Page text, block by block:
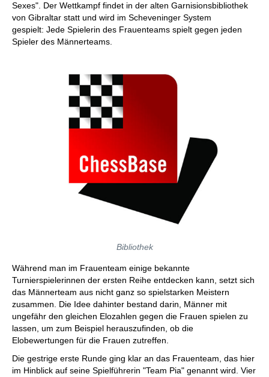
Sexes". Der Wettkampf findet in der alten Garnisionsbibliothek
von Gibraltar statt und wird im Scheveninger System
gespielt: Jede Spielerin des Frauenteams spielt gegen jeden
Spieler des Männerteams.
Bibliothek
Während man im Frauenteam einige bekannte
Turnierspielerinnen der ersten Reihe entdecken kann, setzt sich
das Männerteam aus nicht ganz so spielstarken Meistern
zusammen. Die Idee dahinter bestand darin, Männer mit
ungefähr den gleichen Elozahlen gegen die Frauen spielen zu
lassen, um zum Beispiel herauszufinden, ob die
Elobewertungen für die Frauen zutreffen.
Die gestrige erste Runde ging klar an das Frauenteam, das hier
im Hinblick auf seine Spielführerin "Team Pia" genannt wird. Vier